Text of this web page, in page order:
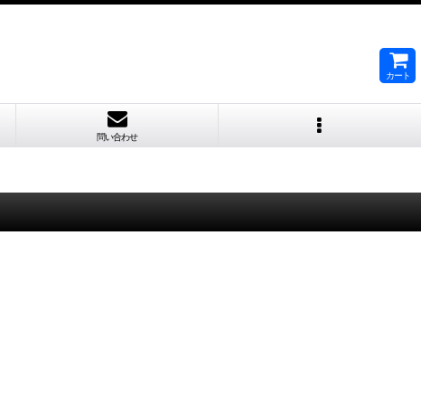
カート
問い合わせ